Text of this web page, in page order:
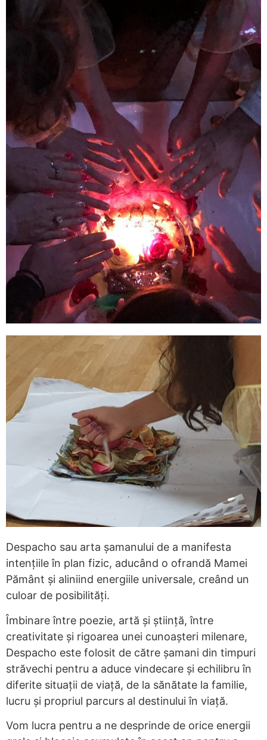
Despacho sau arta șamanului de a manifesta
intențiile în plan fizic, aducând o ofrandă Mamei
Pământ și aliniind energiile universale, creând un
culoar de posibilități.
Îmbinare între poezie, artă și știință, între
creativitate și rigoarea unei cunoașteri milenare,
Despacho este folosit de către șamani din timpuri
străvechi pentru a aduce vindecare și echilibru în
diferite situații de viață, de la sănătate la familie,
lucru și propriul parcurs al destinului în viață.
Vom lucra pentru a ne desprinde de orice energii